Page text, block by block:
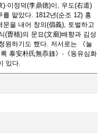
이정덕(李鼎德)이, 우도(右道)
맡았다. 1812년(순조 12) 홍
을 내어 창의(倡義), 토벌하고
(曺植)의 문묘(文廟)배향과 김성
원하기도 했다. 저서로는 《눌
泰安朴氏無忝錄》·《동유심화
있다.